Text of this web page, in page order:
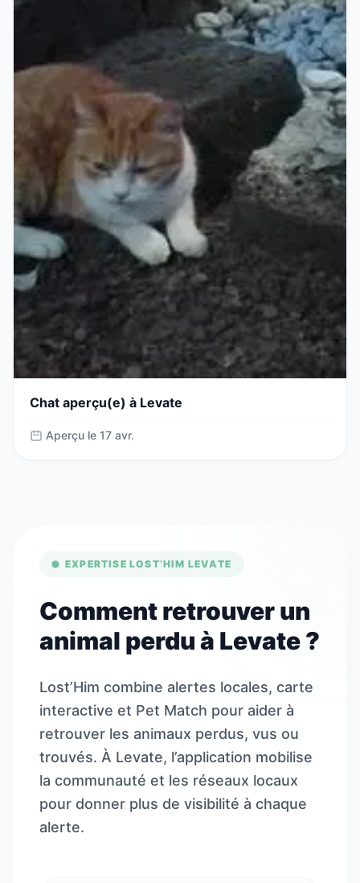
Chat aperçu(e) à Levate
Aperçu le 17 avr.
EXPERTISE LOST’HIM LEVATE
Comment retrouver un
animal perdu à Levate ?
Lost’Him combine alertes locales, carte
interactive et Pet Match pour aider à
retrouver les animaux perdus, vus ou
trouvés. À Levate, l’application mobilise
la communauté et les réseaux locaux
pour donner plus de visibilité à chaque
alerte.